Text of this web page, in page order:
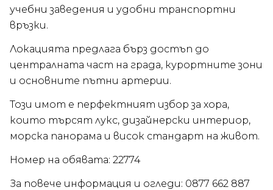
учебни заведения и удобни транспортни
връзки.
Локацията предлага бърз достъп до
централната част на града, курортните зони
и основните пътни артерии.
Този имот е перфектният избор за хора,
които търсят лукс, дизайнерски интериор,
морска панорама и висок стандарт на живот.
Номер на обявата: 22774
За повече информация и огледи: 0877 662 887